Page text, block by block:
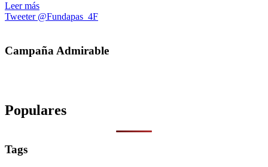
Leer más
Tweeter @Fundapas_4F
Campaña Admirable
Populares
Tags